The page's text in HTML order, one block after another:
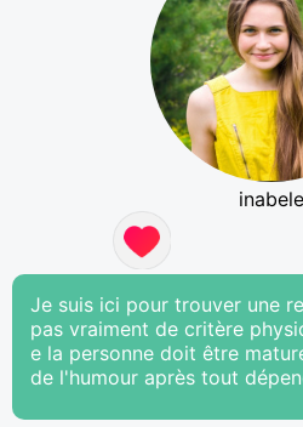
inabele
Je suis ici pour trouver une
pas vraiment de critère
e la personne doit être
de l'humour après tout